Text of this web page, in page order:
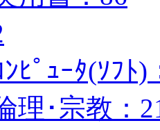
ﾋﾟｭｰﾀ(ｿﾌﾄ)
理･宗教：